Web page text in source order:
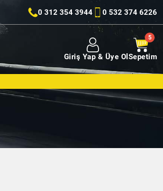
0 312 354 3944 0 532 374 6226
Giriş Yap & Üye Ol Sepetim